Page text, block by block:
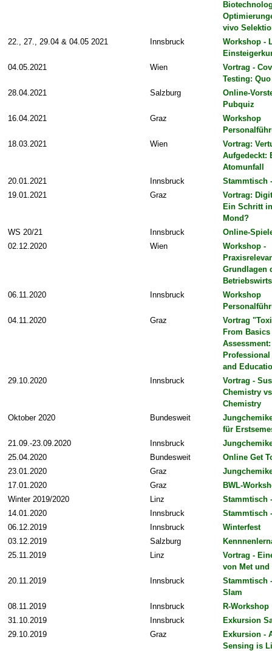
vivo
22., 27., 29.04 & 04.05 2021
Innsbruck
Workshop -
04.05.2021
Wien
Vortrag -
Testing:
28.04.2021
Salzburg
Online-
Pubquiz
16.04.2021
Graz
Workshop
18.03.2021
Wien
Vortrag:
Aufgedeckt:
Atomunfall
20.01.2021
Innsbruck
Stammtisch
19.01.2021
Graz
Vortrag:
Ein Schritt
Mond?
WS 20/21
Innsbruck
Online-
02.12.2020
Wien
Workshop -
Grundlagen
06.11.2020
Innsbruck
Workshop
04.11.2020
Graz
Vortrag
From
Assessment:
and
29.10.2020
Innsbruck
Vortrag -
Chemistry
Chemistry
Oktober 2020
Bundesweit
für
21.09.-23.09.2020
Innsbruck
25.04.2020
Bundesweit
Online Get
23.01.2020
Graz
17.01.2020
Graz
BWL-
Winter 2019/2020
Linz
Stammtisch
14.01.2020
Innsbruck
Stammtisch
06.12.2019
Innsbruck
Winterfest
03.12.2019
Salzburg
25.11.2019
Linz
Vortrag -
von Met und
20.11.2019
Innsbruck
Stammtisch
Slam
08.11.2019
Innsbruck
R-Workshop
31.10.2019
Innsbruck
Exkursion
29.10.2019
Graz
Exkursion -
Sensing is